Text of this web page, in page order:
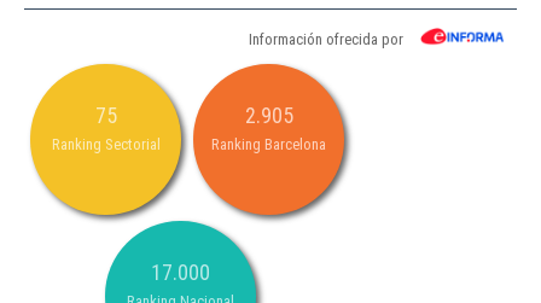
Información ofrecida por
75
Ranking Sectorial
2.905
Ranking Barcelona
17.000